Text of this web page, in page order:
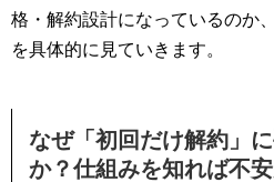
格・解約設計になっているのか
を具体的に見ていきます。
なぜ「初回だけ解約」
か？仕組みを知れば不